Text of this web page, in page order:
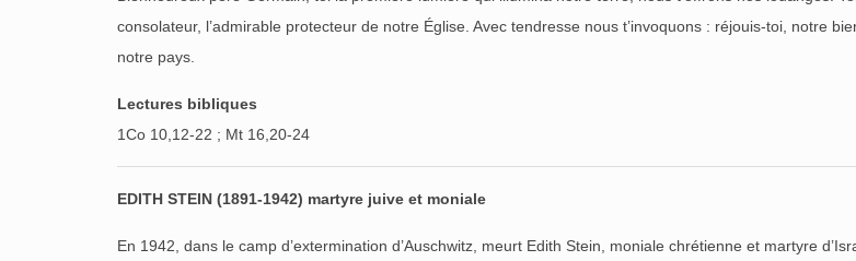
consolateur, l’admirable protecteur de notre Église. Avec tendresse nous t’invoquons : réjouis-toi, notre
notre pays.
Lectures bibliques
1Co 10,12-22 ; Mt 16,20-24
EDITH STEIN (1891-1942) martyre juive et moniale
En 1942, dans le camp d’extermination d’Auschwitz, meurt Edith Stein, moniale chrétienne et martyre